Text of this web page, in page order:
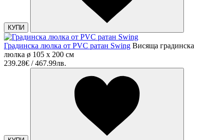
КУПИ
Градинска люлка от PVC ратан Swing Висяща градинска
люлка ø 105 х 200 cм
239.28€ / 467.99лв.